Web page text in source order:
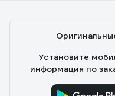
Установите
информация по